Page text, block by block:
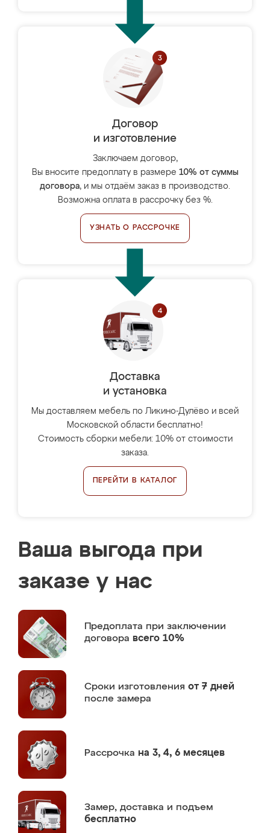
Договор
и изготовление
Заключаем договор,
Вы вносите предоплату в размере 10% от суммы
договора, и мы отдаём заказ в производство.
Возможна оплата в рассрочку без %.
УЗНАТЬ О РАССРОЧКЕ
Доставка
и установка
Мы доставляем мебель по Ликино-Дулёво и всей
Московской области бесплатно!
Стоимость сборки мебели: 10% от стоимости
заказа.
ПЕРЕЙТИ В КАТАЛОГ
Ваша выгода при
заказе у нас
Предоплата при заключении
договора всего 10%
Сроки изготовления от 7 дней
после замера
Рассрочка на 3, 4, 6 месяцев
Замер, доставка и подъем
бесплатно